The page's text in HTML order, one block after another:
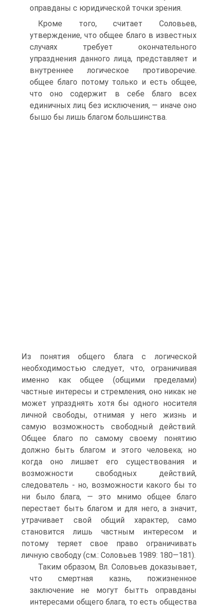
оправданы с юридической точки зрения.
Кроме того, считает Соловьев,
утверждение, что общее благо в известных
случаях требует окончательного
упразднения данного лица, представляет и
внутреннее логическое противоречие.
общее благо потому только и есть общее,
что оно содержит в себе благо всех
единичных лиц без исключения, — иначе оно
бышо бы лишь благом большинства.
Из понятия общего блага с логической
необходимостью следует, что, ограничивая
именно как общее (общими пределами)
частные интересы и стремления, оно никак не
может упразднять хотя бы одного носителя
личной свободы, отнимая у него жизнь и
самую возможность свободный действий.
Общее благо по самому своему понятию
должно быть благом и этого человека; но
когда оно лишает его существования и
возможности свободных действий,
следователь - но, возможности какого бы то
ни было блага, — это мнимо общее благо
перестает быть благом и для него, а значит,
утрачивает свой общий характер, само
становится лишь частным интересом и
потому теряет свое право ограничивать
личную свободу (см.: Соловьев 1989: 180—181).
Таким образом, Вл. Соловьев доказывает,
что смертная казнь, пожизненное
заключение не могут бытть оправданы
интересами общего блага, то есть общества